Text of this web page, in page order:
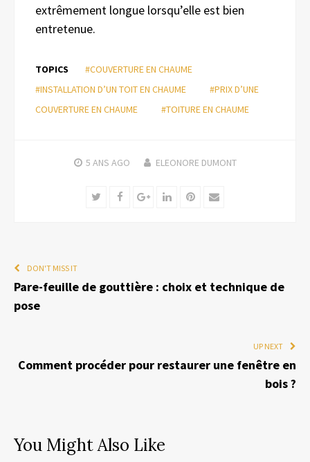
extrêmement longue lorsqu’elle est bien
entretenue.
TOPICS
#COUVERTURE EN CHAUME
#INSTALLATION D’UN TOIT EN CHAUME
#PRIX D’UNE
COUVERTURE EN CHAUME
#TOITURE EN CHAUME
5 ANS AGO ELEONORE DUMONT
TwitterFacebookGoogle+LinkedInPinterest
Email
DON'T MISS IT
Pare-feuille de gouttière : choix et technique de
pose
UP NEXT
Comment procéder pour restaurer une fenêtre en
bois ?
You Might Also Like